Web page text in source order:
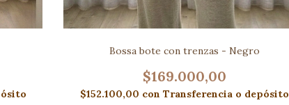
Bossa bote con trenzas - Negro
$169.000,00
$152.100,00 con Transferencia o depósito